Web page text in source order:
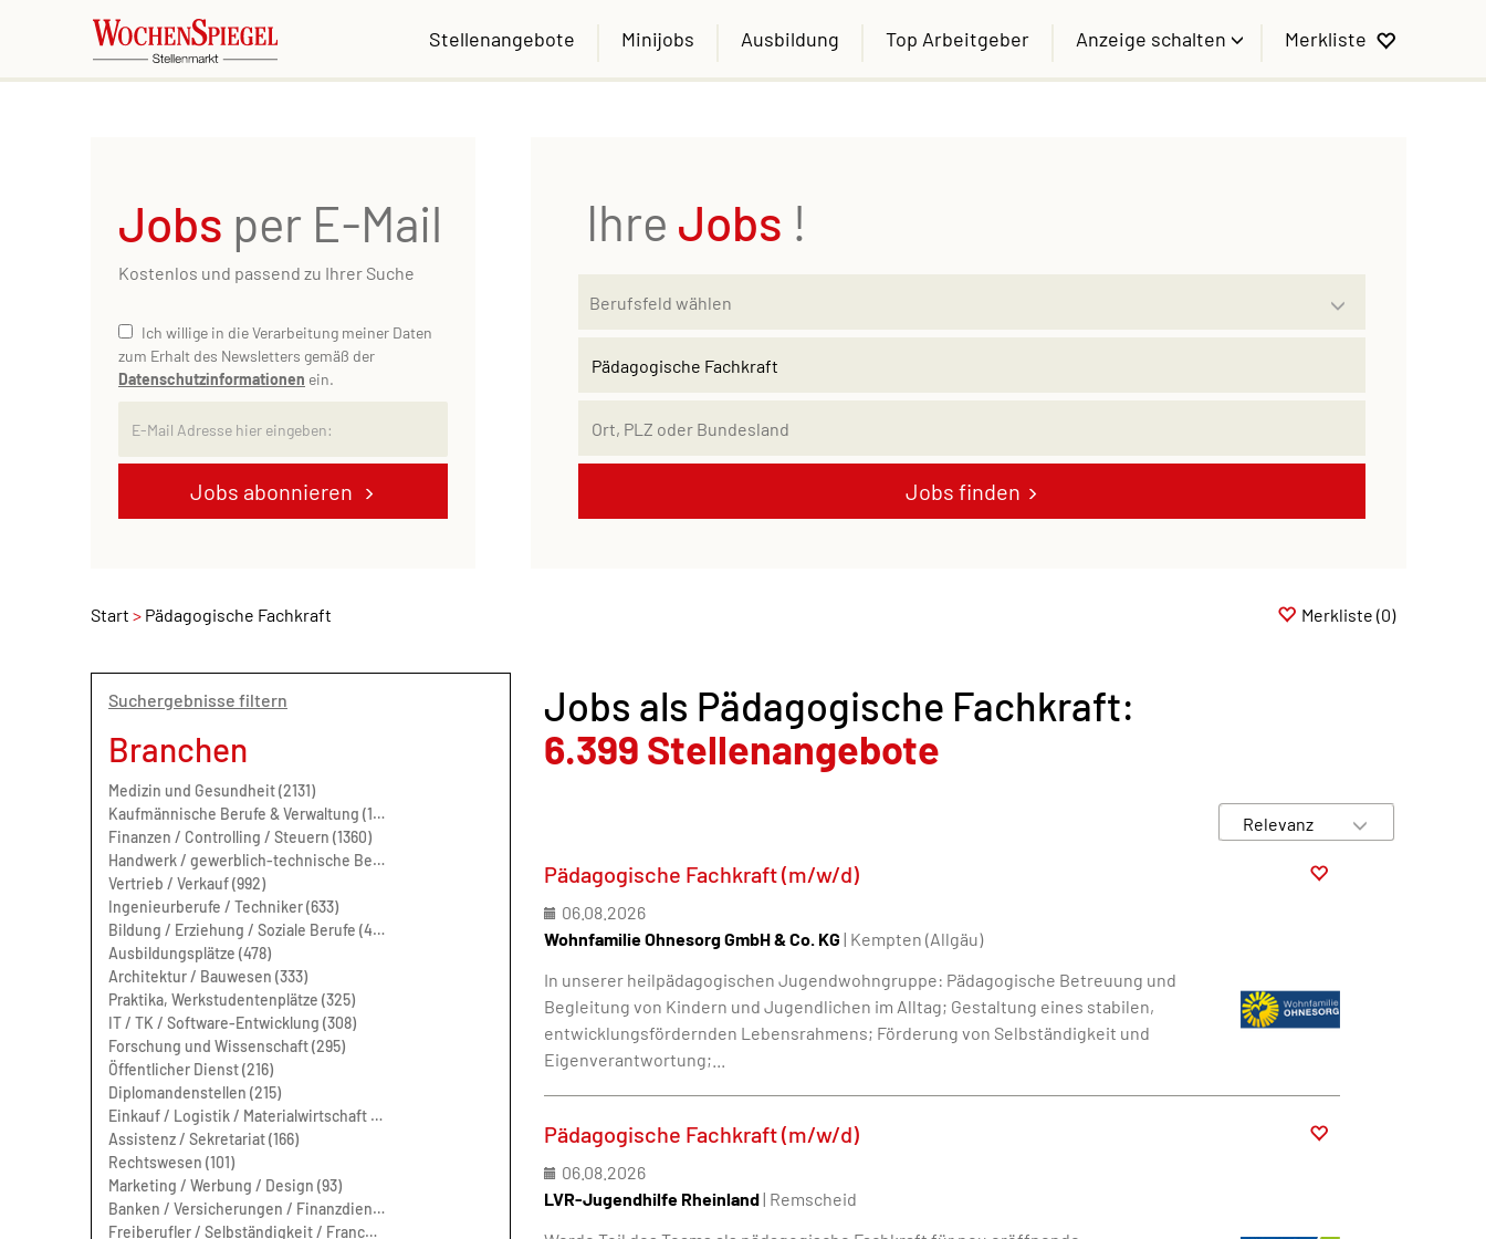
Stellenangebote Minijobs Ausbildung Top Arbeitgeber Anzeige schalten Merkliste
Jobs per E-Mail
Kostenlos und passend zu Ihrer Suche
Jobs abonnieren
Ich willige in die Verarbeitung meiner Daten
zum Erhalt des Newsletters gemäß der
Datenschutzinformationen ein.
Ihre Jobs !
Jobs finden
Start Pädagogische Fachkraft Merkliste (0)
Suchergebnisse filtern
Branchen
Medizin und Gesundheit (2131)
Kaufmännische Berufe & Verwaltung (1648)
Finanzen / Controlling / Steuern (1360)
Handwerk / gewerblich-technische Berufe (1281)
Vertrieb / Verkauf (992)
Ingenieurberufe / Techniker (633)
Bildung / Erziehung / Soziale Berufe (487)
Ausbildungsplätze (478)
Architektur / Bauwesen (333)
Praktika, Werkstudentenplätze (325)
IT / TK / Software-Entwicklung (308)
Forschung und Wissenschaft (295)
Öffentlicher Dienst (216)
Diplomandenstellen (215)
Einkauf / Logistik / Materialwirtschaft (212)
Assistenz / Sekretariat (166)
Rechtswesen (101)
Marketing / Werbung / Design (93)
Banken / Versicherungen / Finanzdienstleister (76)
Freiberufler / Selbständigkeit / Franchise (66)
Jobs als Pädagogische Fachkraft:
6.399 Stellenangebote
Pädagogische Fachkraft (m/w/d)
06.08.2026
Wohnfamilie Ohnesorg GmbH & Co. KG | Kempten (Allgäu)
In unserer heilpädagogischen Jugendwohngruppe: Pädagogische Betreuung und
Begleitung von Kindern und Jugendlichen im Alltag; Gestaltung eines stabilen,
entwicklungsfördernden Lebensrahmens; Förderung von Selbständigkeit und
Eigenverantwortung;...
Pädagogische Fachkraft (m/w/d)
06.08.2026
LVR-Jugendhilfe Rheinland| Remscheid